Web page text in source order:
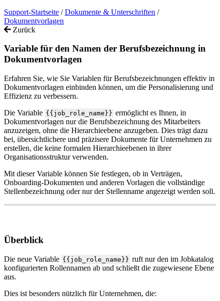
Support-Startseite / Dokumente & Unterschriften /
Dokumentvorlagen
Zurück
Variable für den Namen der Berufsbezeichnung in
Dokumentvorlagen
Erfahren Sie, wie Sie Variablen für Berufsbezeichnungen effektiv in
Dokumentvorlagen einbinden können, um die Personalisierung und
Effizienz zu verbessern.
Die Variable { { job_role_name } } ermöglicht es Ihnen, in
Dokumentvorlagen nur die Berufsbezeichnung des Mitarbeiters
anzuzeigen, ohne die Hierarchieebene anzugeben. Dies trägt dazu
bei, übersichtlichere und präzisere Dokumente für Unternehmen zu
erstellen, die keine formalen Hierarchieebenen in ihrer
Organisationsstruktur verwenden.
Mit dieser Variable können Sie festlegen, ob in Verträgen,
Onboarding-Dokumenten und anderen Vorlagen die vollständige
Stellenbezeichnung oder nur der Stellenname angezeigt werden soll.
Überblick
Die neue Variable { { job_role_name } } ruft nur den im Jobkatalog
konfigurierten Rollennamen ab und schließt die zugewiesene Ebene
aus.
Dies ist besonders nützlich für Unternehmen, die: